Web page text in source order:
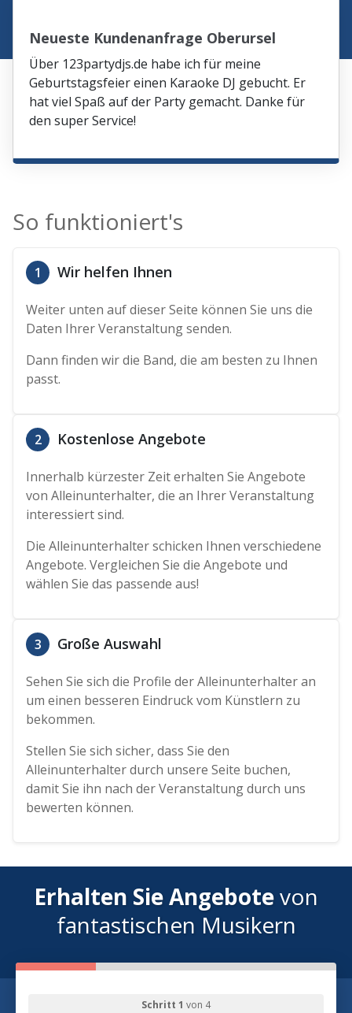
Neueste Kundenanfrage Oberursel
Über 123partydjs.de habe ich für meine
Geburtstagsfeier einen Karaoke DJ gebucht. Er
hat viel Spaß auf der Party gemacht. Danke für
den super Service!
So funktioniert's
1 Wir helfen Ihnen
Weiter unten auf dieser Seite können Sie uns die
Daten Ihrer Veranstaltung senden.
Dann finden wir die Band, die am besten zu Ihnen
passt.
2 Kostenlose Angebote
Innerhalb kürzester Zeit erhalten Sie Angebote
von Alleinunterhalter, die an Ihrer Veranstaltung
interessiert sind.
Die Alleinunterhalter schicken Ihnen verschiedene
Angebote. Vergleichen Sie die Angebote und
wählen Sie das passende aus!
3 Große Auswahl
Sehen Sie sich die Profile der Alleinunterhalter an
um einen besseren Eindruck vom Künstlern zu
bekommen.
Stellen Sie sich sicher, dass Sie den
Alleinunterhalter durch unsere Seite buchen,
damit Sie ihn nach der Veranstaltung durch uns
bewerten können.
Erhalten Sie Angebotevon
fantastischen Musikern
Schritt 1 von 4